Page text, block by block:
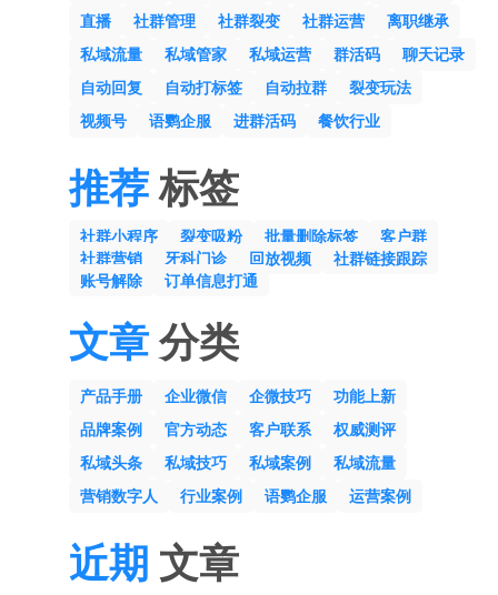
直播
社群管理 社群裂变 社群运营
离职继承
私域流量
私域管家 私域运营 群活码
聊天记录
自动回复
自动打标签 自动拉群
裂变玩法
视频号
语鹦企服 进群活码 餐饮行业
推荐标签
社群小程序 裂变吸粉 批量删除标签
客户群
社群营销
牙科门诊 回放视频
社群链接跟踪
账号解除
订单信息打通
文章分类
产品手册 企业微信 企微技巧
功能上新
品牌案例
官方动态 客户联系
权威测评
私域头条
私域技巧 私域案例
私域流量
营销数字人
行业案例 语鹦企服 运营案例
近期 文章